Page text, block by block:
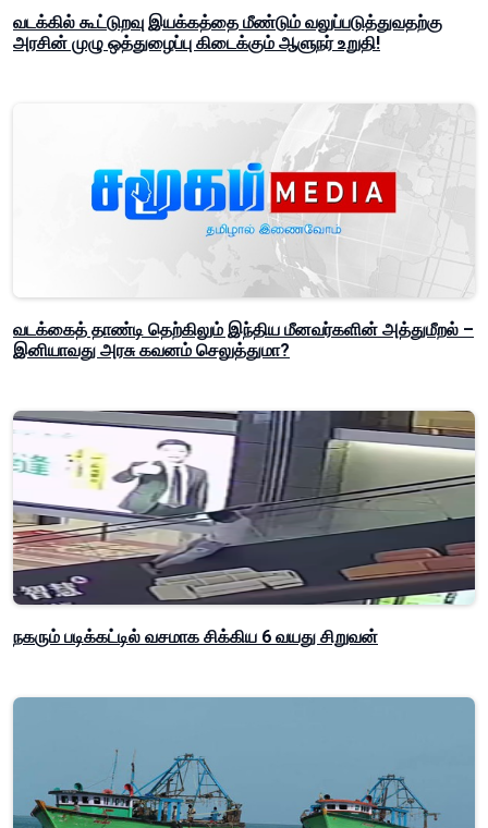
வடக்கில் கூட்டுறவு இயக்கத்தை மீண்டும் வலுப்படுத்துவதற்கு
அரசின் முழு ஒத்துழைப்பு கிடைக்கும் ஆளுநர் உறுதி!
வடக்கைத் தாண்டி தெற்கிலும் இந்திய மீனவர்களின் அத்துமீறல் –
இனியாவது அரசு கவனம் செலுத்துமா?
நகரும் படிக்கட்டில் வசமாக சிக்கிய 6 வயது சிறுவன்